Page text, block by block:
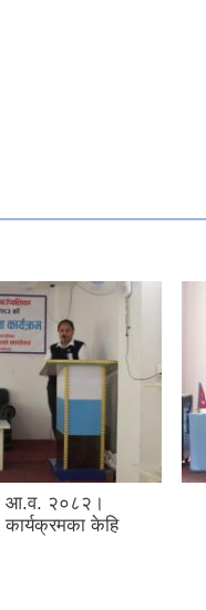
आ.व. २०८२।
कार्यक्रमका केहि